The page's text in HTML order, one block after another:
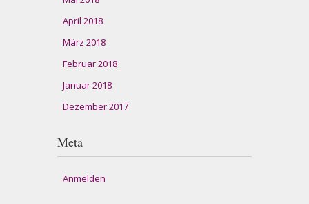
April 2018
März 2018
Februar 2018
Januar 2018
Dezember 2017
Meta
Anmelden